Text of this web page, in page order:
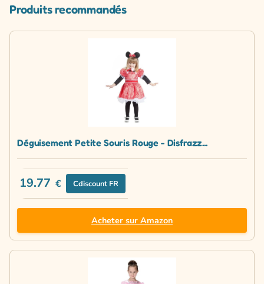
Produits recommandés
Déguisement Petite Souris Rouge - Disfrazz...
19.77 € Cdiscount FR
Acheter sur Amazon